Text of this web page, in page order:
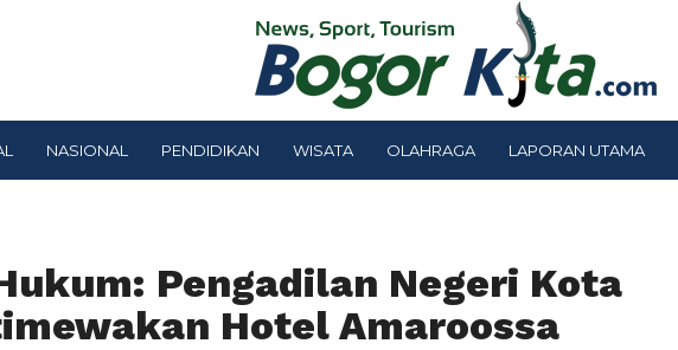
NASIONAL PENDIDIKAN WISATA OLAHRAGA LAPORAN UTAMA
Pengadilan Negeri Kota
Hotel Amaroossa